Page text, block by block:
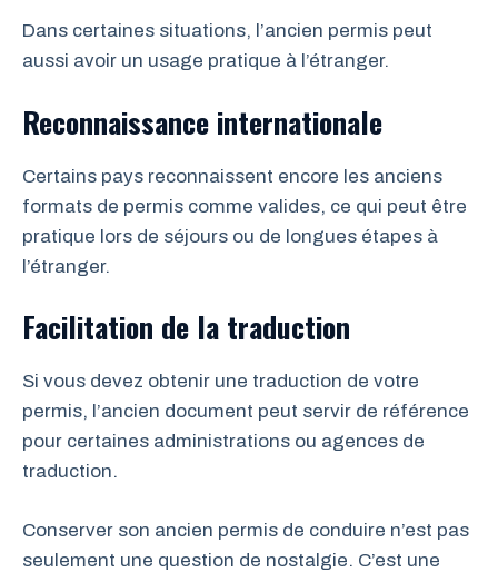
Dans certaines situations, l’ancien permis peut
aussi avoir un usage pratique à l’étranger.
Reconnaissance internationale
Certains pays reconnaissent encore les anciens
formats de permis comme valides, ce qui peut être
pratique lors de séjours ou de longues étapes à
l’étranger.
Facilitation de la traduction
Si vous devez obtenir une traduction de votre
permis, l’ancien document peut servir de référence
pour certaines administrations ou agences de
traduction.
Conserver son ancien permis de conduire n’est pas
seulement une question de nostalgie. C’est une